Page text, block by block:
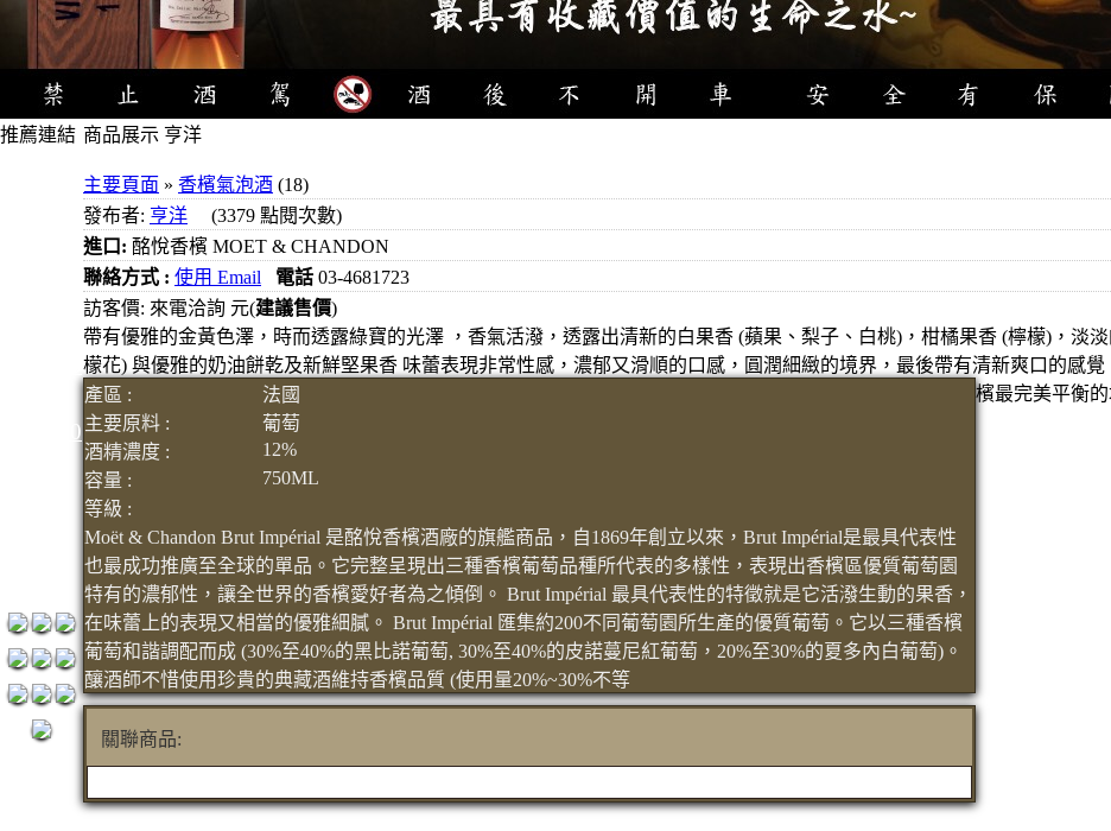
推薦連結
3瓶2000
商品展示 亨洋
主要頁面 » 香檳氣泡酒 (18)
發布者: 亨洋 (3379 點閱次數)
進口: 酩悅香檳 MOET & CHANDON
聯絡方式 : 使用 Email 電話 03-4681723
訪客價: 來電洽詢 元(建議售價)
帶有優雅的金黃色澤，時而透露綠寶的光澤 ，香氣活潑，透露出清新的白果香 (蘋果、梨子、白桃)，柑橘果香 (檸檬)，淡
檬花) 與優雅的奶油餅乾及新鮮堅果香 味蕾表現非常性感，濃郁又滑順的口感，圓潤細緻的境界，最後帶有清新爽口的感覺
檳最完美平衡的
產區 :
法國
主要原料 :
葡萄
酒精濃度 :
12%
容量 :
750ML
等級 :
Moët & Chandon Brut Impérial 是酩悅香檳酒廠的旗艦商品，自1869年創立以來，Brut Impérial是最具代表性
也最成功推廣至全球的單品。它完整呈現出三種香檳葡萄品種所代表的多樣性，表現出香檳區優質葡萄園
特有的濃郁性，讓全世界的香檳愛好者為之傾倒。 Brut Impérial 最具代表性的特徵就是它活潑生動的果香，
在味蕾上的表現又相當的優雅細膩。 Brut Impérial 匯集約200不同葡萄園所生產的優質葡萄。它以三種香檳
葡萄和諧調配而成 (30%至40%的黑比諾葡萄, 30%至40%的皮諾蔓尼紅葡萄，20%至30%的夏多內白葡萄)。
釀酒師不惜使用珍貴的典藏酒維持香檳品質 (使用量20%~30%不等
關聯商品: